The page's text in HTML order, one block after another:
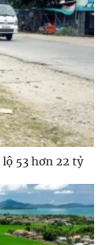
lộ 53 hơn 22 tỷ